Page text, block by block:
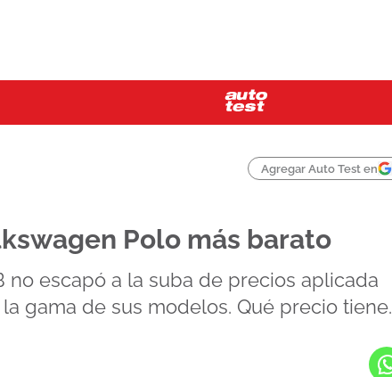
Agregar Auto Test en
Polo más barato
no escapó a la suba de precios aplicada
gama de sus modelos. Qué precio tiene.